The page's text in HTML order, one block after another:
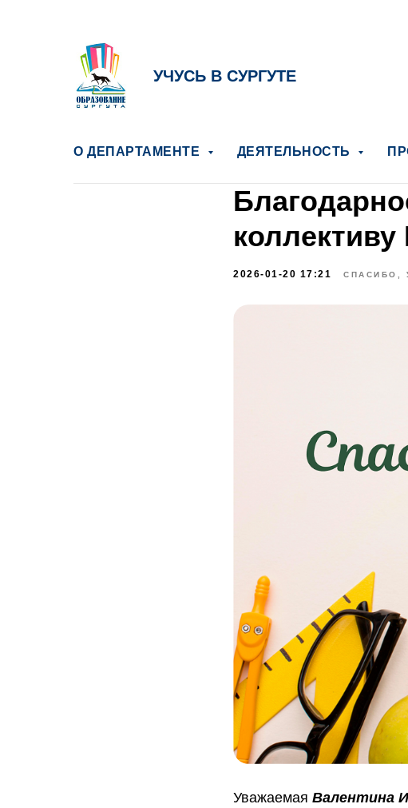
УЧУСЬ В СУРГУТЕ
О ДЕПАРТАМЕНТЕ ДЕЯТЕЛЬНОСТЬ
2026-01-20 17:21 СПАСИБО,
Уважаемая Валентина